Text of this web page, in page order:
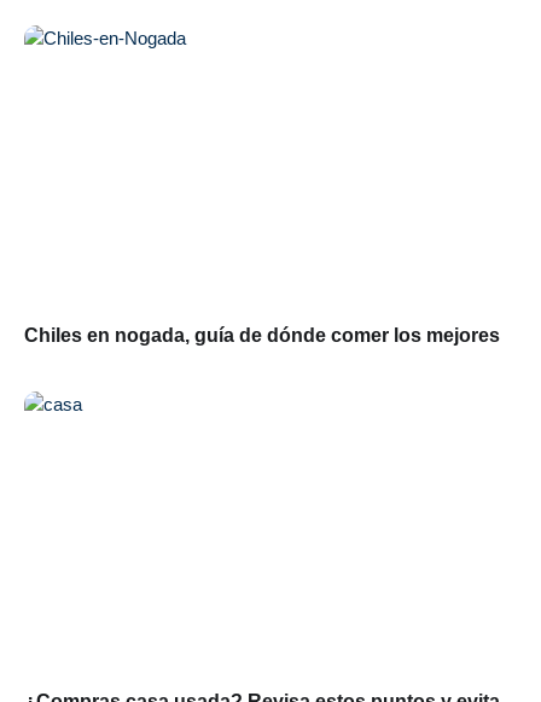
Chiles en nogada, guía de dónde comer los mejores